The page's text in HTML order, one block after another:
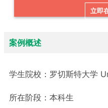
立即
案例概述
学生院校： 罗切斯特大学
所在阶段： 本科生